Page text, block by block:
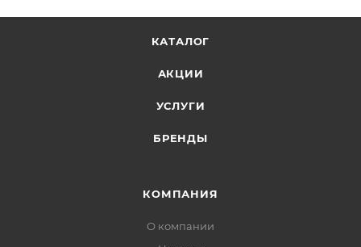
КАТАЛОГ
АКЦИИ
УСЛУГИ
БРЕНДЫ
КОМПАНИЯ
О компании